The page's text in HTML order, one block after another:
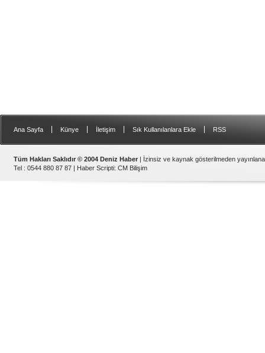
Ana Sayfa Künye İletişim Sık Kullanılanlara Ekle RSS
Tüm Hakları Saklıdır © 2004 Deniz Haber | İzinsiz ve kaynak gösterilmeden
Tel : 0544 880 87 87 | Haber Scripti: CM Bilişim